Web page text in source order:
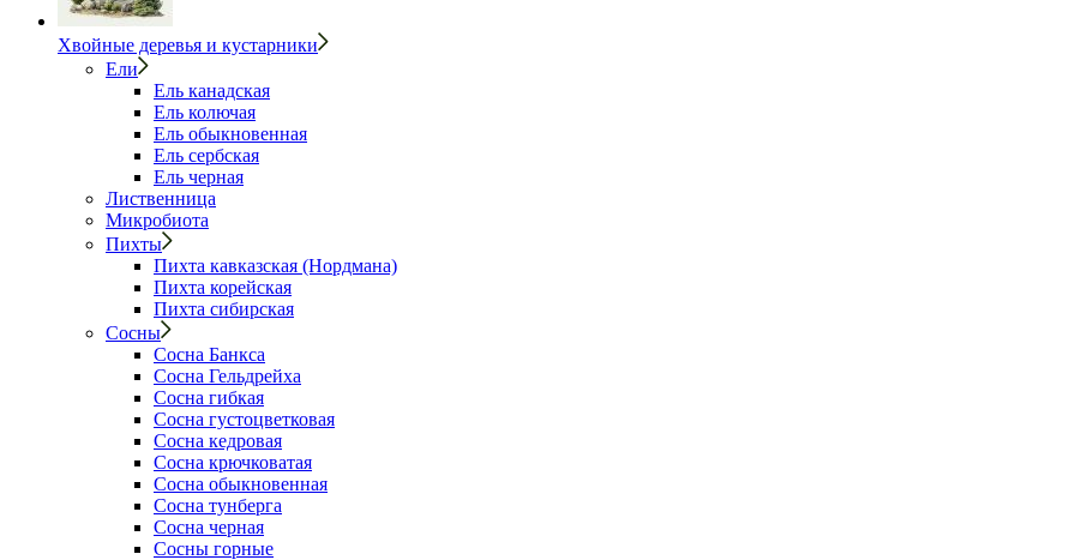
Хвойные деревья и кустарники
Ели
Ель канадская
Ель колючая
Ель обыкновенная
Ель сербская
Ель черная
Лиственница
Микробиота
Пихты
Пихта кавказская (Нордмана)
Пихта корейская
Пихта сибирская
Сосны
Сосна Банкса
Сосна Гельдрейха
Сосна гибкая
Сосна густоцветковая
Сосна кедровая
Сосна крючковатая
Сосна обыкновенная
Сосна тунберга
Сосна черная
Сосны горные